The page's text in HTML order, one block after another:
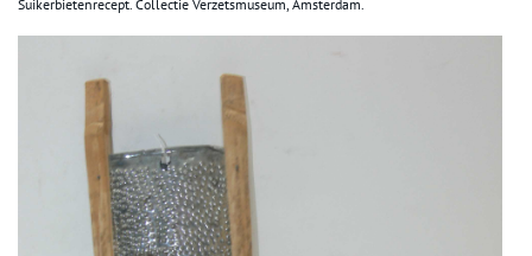
Suikerbietenrecept. Collectie Verzetsmuseum, Amsterdam.